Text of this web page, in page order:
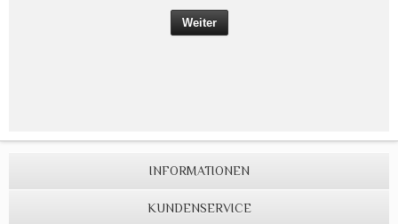
Weiter
INFORMATIONEN
KUNDENSERVICE